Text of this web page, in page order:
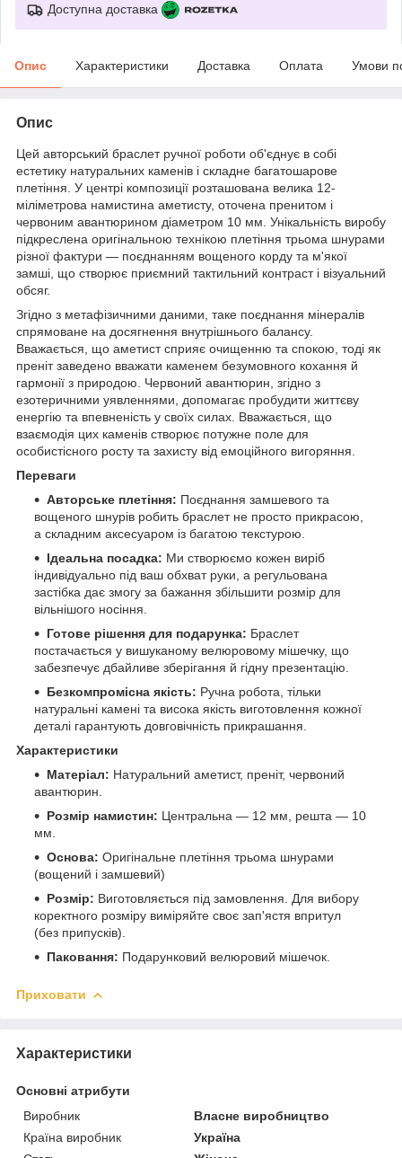
Доступна доставка
Опис Характеристики Доставка Оплата Умови
Опис
Цей авторський браслет ручної роботи об'єднує в собі
естетику натуральних каменів і складне багатошарове
плетіння. У центрі композиції розташована велика 12-
міліметрова намистина аметисту, оточена пренитом і
червоним авантюрином діаметром 10 мм. Унікальність виробу
підкреслена оригінальною технікою плетіння трьома шнурами
різної фактури — поєднанням вощеного корду та м'якої
замші, що створює приємний тактильний контраст і візуальний
обсяг.
Згідно з метафізичними даними, таке поєднання мінералів
спрямоване на досягнення внутрішнього балансу.
Вважається, що аметист сприяє очищенню та спокою, тоді як
преніт заведено вважати каменем безумовного кохання й
гармонії з природою. Червоний авантюрин, згідно з
езотеричними уявленнями, допомагає пробудити життєву
енергію та впевненість у своїх силах. Вважається, що
взаємодія цих каменів створює потужне поле для
особистісного росту та захисту від емоційного вигоряння.
Переваги
Авторське плетіння: Поєднання замшевого та
вощеного шнурів робить браслет не просто прикрасою,
а складним аксесуаром із багатою текстурою.
Ідеальна посадка: Ми створюємо кожен виріб
індивідуально під ваш обхват руки, а регульована
застібка дає змогу за бажання збільшити розмір для
вільнішого носіння.
Готове рішення для подарунка: Браслет
постачається у вишуканому велюровому мішечку, що
забезпечує дбайливе зберігання й гідну презентацію.
Безкомпромісна якість: Ручна робота, тільки
натуральні камені та висока якість виготовлення кожної
деталі гарантують довговічність прикрашання.
Характеристики
Матеріал: Натуральний аметист, преніт, червоний
авантюрин.
Розмір намистин: Центральна — 12 мм, решта — 10
мм.
Основа: Оригінальне плетіння трьома шнурами
(вощений і замшевий)
Розмір: Виготовляється під замовлення. Для вибору
коректного розміру виміряйте своє зап'ястя впритул
(без припусків).
Паковання: Подарунковий велюровий мішечок.
Приховати
Характеристики
Основні атрибути
Виробник
Власне виробництво
Країна виробник
Україна